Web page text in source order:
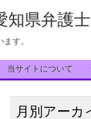
県弁護
す。
当サイトについて
月別アー